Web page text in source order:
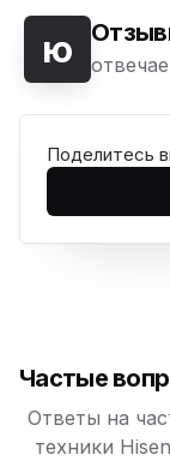
ю
ю
ю
ю
Поделитесь
Частые
Ответы на
техники